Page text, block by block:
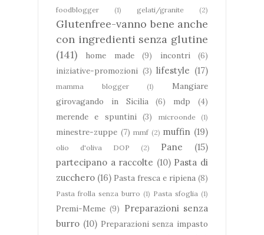
foodblogger (1) gelati/granite (2)
Glutenfree-vanno bene anche
con ingredienti senza glutine
(141)
home made (9) incontri
(6)
iniziative-promozioni (3) lifestyle (17)
mamma blogger (1)
Mangiare
girovagando in Sicilia
(6) mdp
(4)
merende e spuntini (3) microonde (1)
minestre-zuppe (7) mmf (2) muffin (19)
olio d'oliva DOP (2) Pane
(15)
partecipano a raccolte (10) Pasta di
zucchero (16) Pasta fresca e ripiena (8)
Pasta frolla senza burro (1) Pasta sfoglia (1)
Premi-Meme (9) Preparazioni senza
burro (10) Preparazioni senza impasto